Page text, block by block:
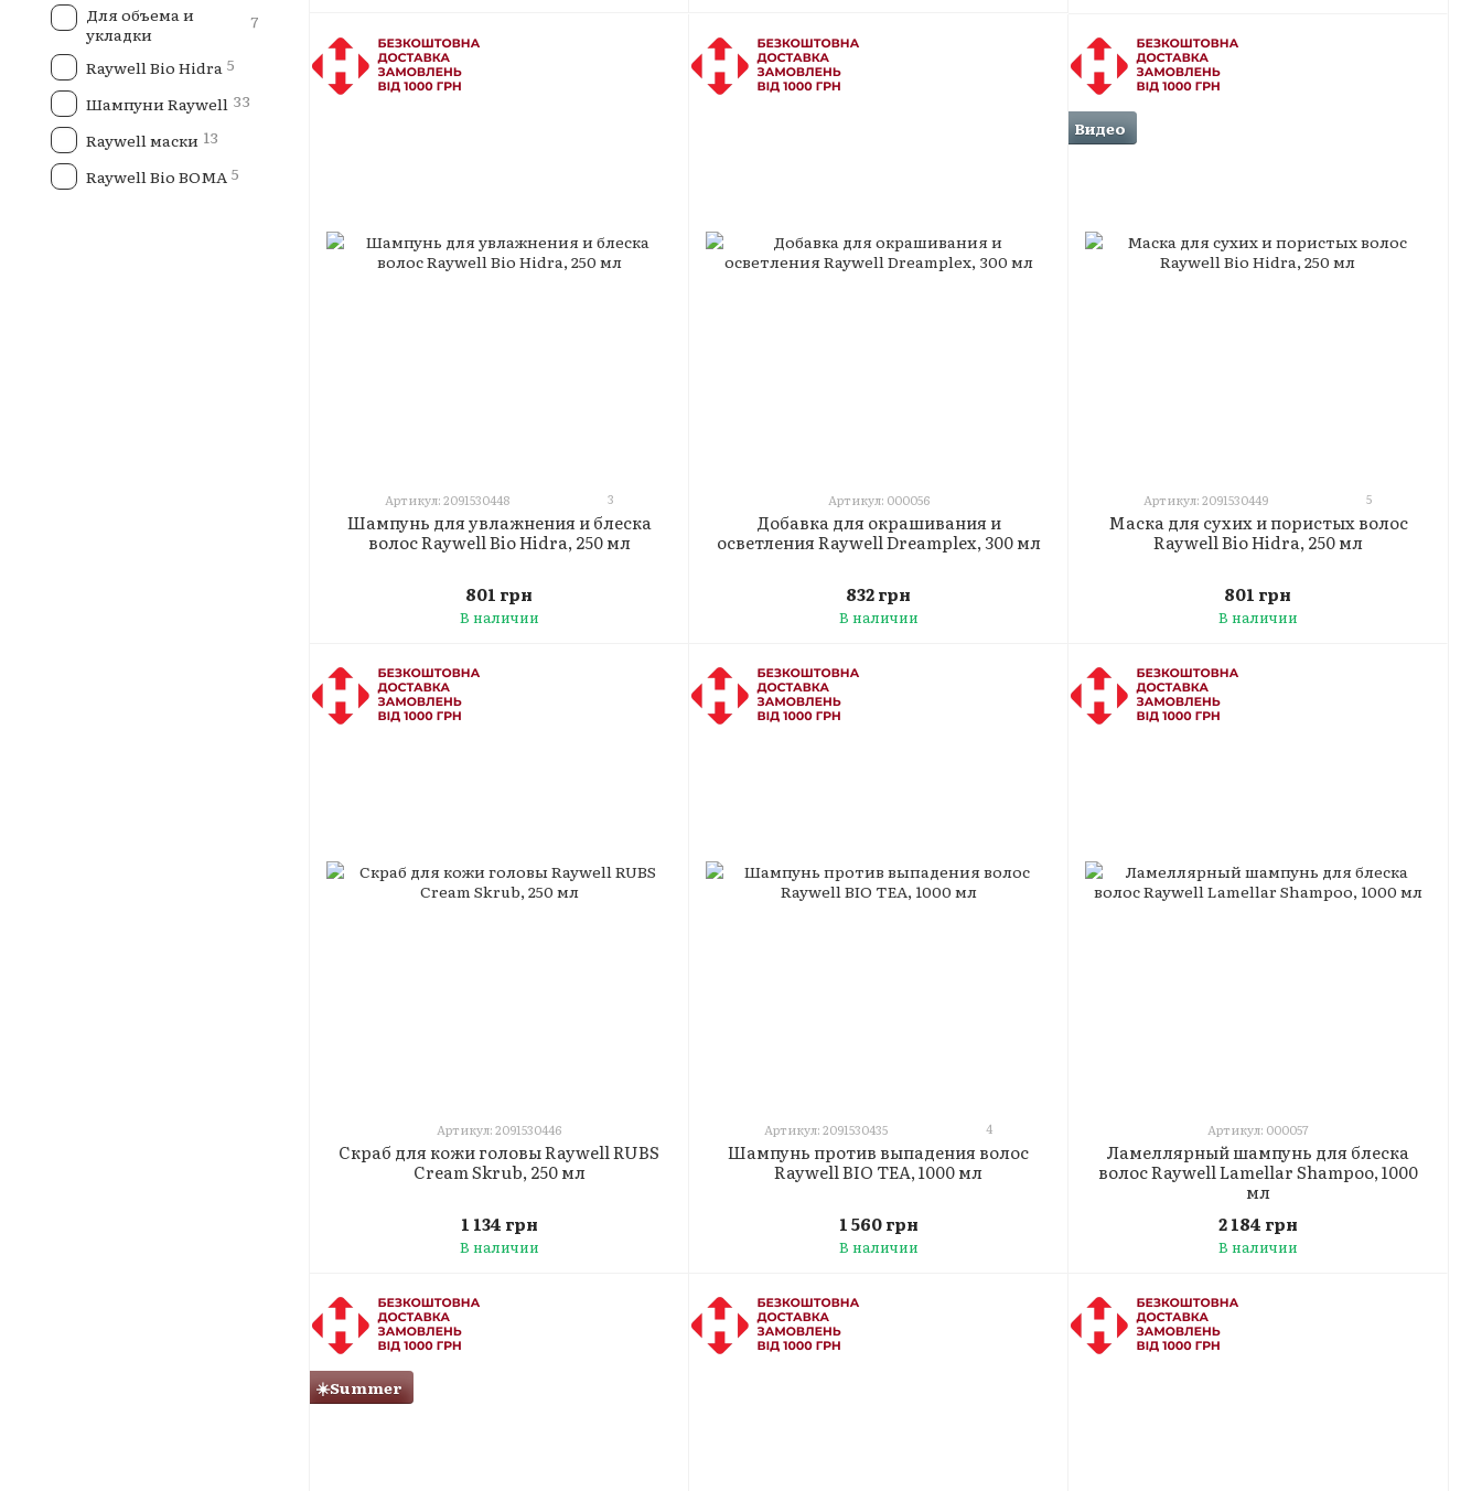
Артикул: 2091530448 3
Шампунь для увлажнения и блеска
волос Raywell Bio Hidra, 250 мл
801 грн
В наличии
Артикул: 000056
Добавка для окрашивания и
осветления Raywell Dreamplex, 300 мл
832 грн
В наличии
Видео
Артикул: 2091530449 5
Маска для сухих и пористых волос
Raywell Bio Hidra, 250 мл
801 грн
В наличии
Артикул: 2091530446
Скраб для кожи головы Raywell RUBS
Cream Skrub, 250 мл
1 134 грн
В наличии
Артикул: 2091530435 4
Шампунь против выпадения волос
Raywell BIO TEA, 1000 мл
1 560 грн
В наличии
Артикул: 000057
Ламеллярный шампунь для блеска
волос Raywell Lamellar Shampoo, 1000
мл
2 184 грн
В наличии
☀️Summer
Для объема и
укладки
7
Raywell Bio Hidra 5
Шампуни Raywell 33
Raywell маски 13
Raywell Bio BOMA 5